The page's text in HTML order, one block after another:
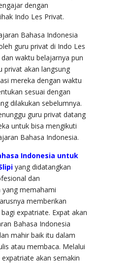
dengan
Indo Les Privat.
Bahasa Indonesia
guru privat di Indo Les
waktu belajarnya pun
privat akan langsung
mereka dengan waktu
sesuai dengan
dilakukan sebelumnya.
guru privat datang
untuk bisa mengikuti
Bahasa Indonesia.
Indonesia untuk
yang didatangkan
dan
memahami
memberikan
expatriate. Expat akan
Bahasa Indonesia
mahir baik itu dalam
atau membaca. Melalui
akan semakin